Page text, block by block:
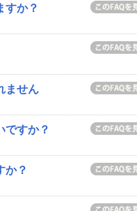
すか？
ません
ですか？
か？